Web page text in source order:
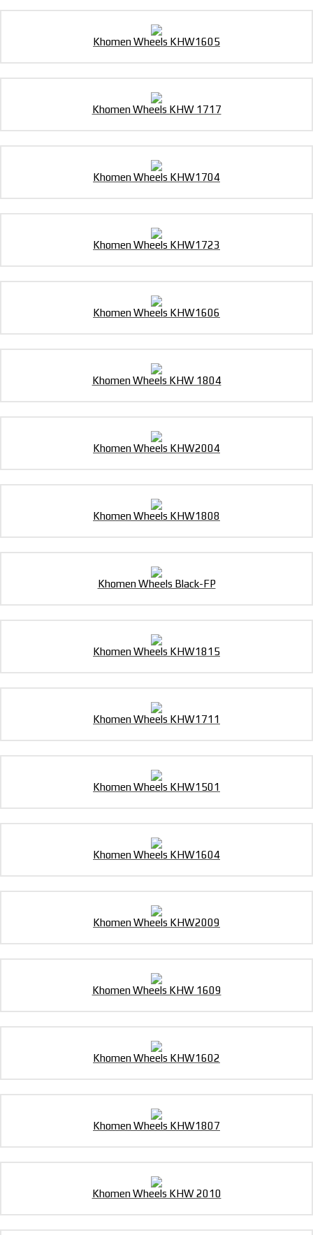
Khomen Wheels KHW1605
Khomen Wheels KHW 1717
Khomen Wheels KHW1704
Khomen Wheels KHW1723
Khomen Wheels KHW1606
Khomen Wheels KHW 1804
Khomen Wheels KHW2004
Khomen Wheels KHW1808
Khomen Wheels Black-FP
Khomen Wheels KHW1815
Khomen Wheels KHW1711
Khomen Wheels KHW1501
Khomen Wheels KHW1604
Khomen Wheels KHW2009
Khomen Wheels KHW 1609
Khomen Wheels KHW1602
Khomen Wheels KHW1807
Khomen Wheels KHW 2010